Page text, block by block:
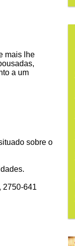
mais lhe
a um
sobre o
2750-641